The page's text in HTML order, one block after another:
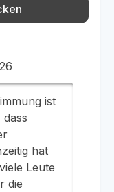
ist
hat
Leute
die